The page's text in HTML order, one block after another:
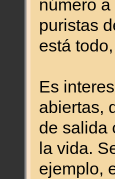
número
puristas
está
Es
abiertas,
de salida
la vida.
ejemplo,